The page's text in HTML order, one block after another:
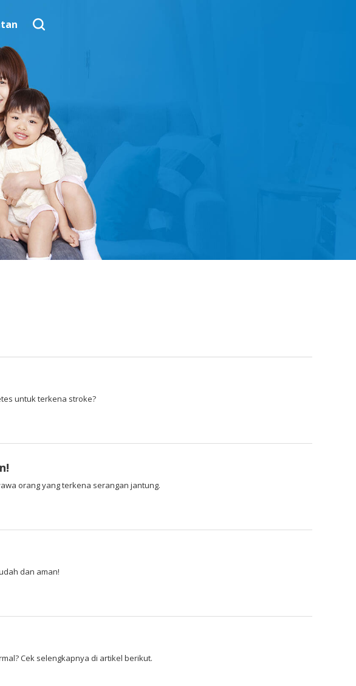
untuk terkena stroke?
orang yang terkena serangan jantung.
dan aman!
Cek selengkapnya di artikel berikut.